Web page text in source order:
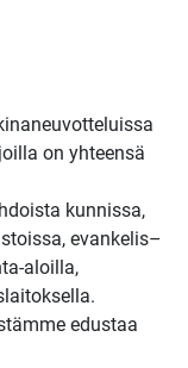
on yhteensä
kunnissa,
evankelis–
aloilla,
edustaa